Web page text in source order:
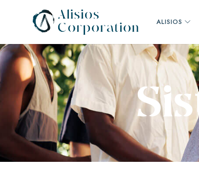
Consultora
de
ALISIOS
Sis